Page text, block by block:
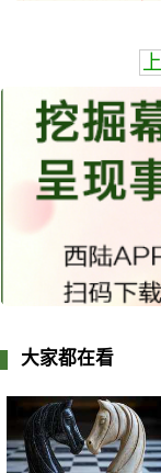
大家都在看